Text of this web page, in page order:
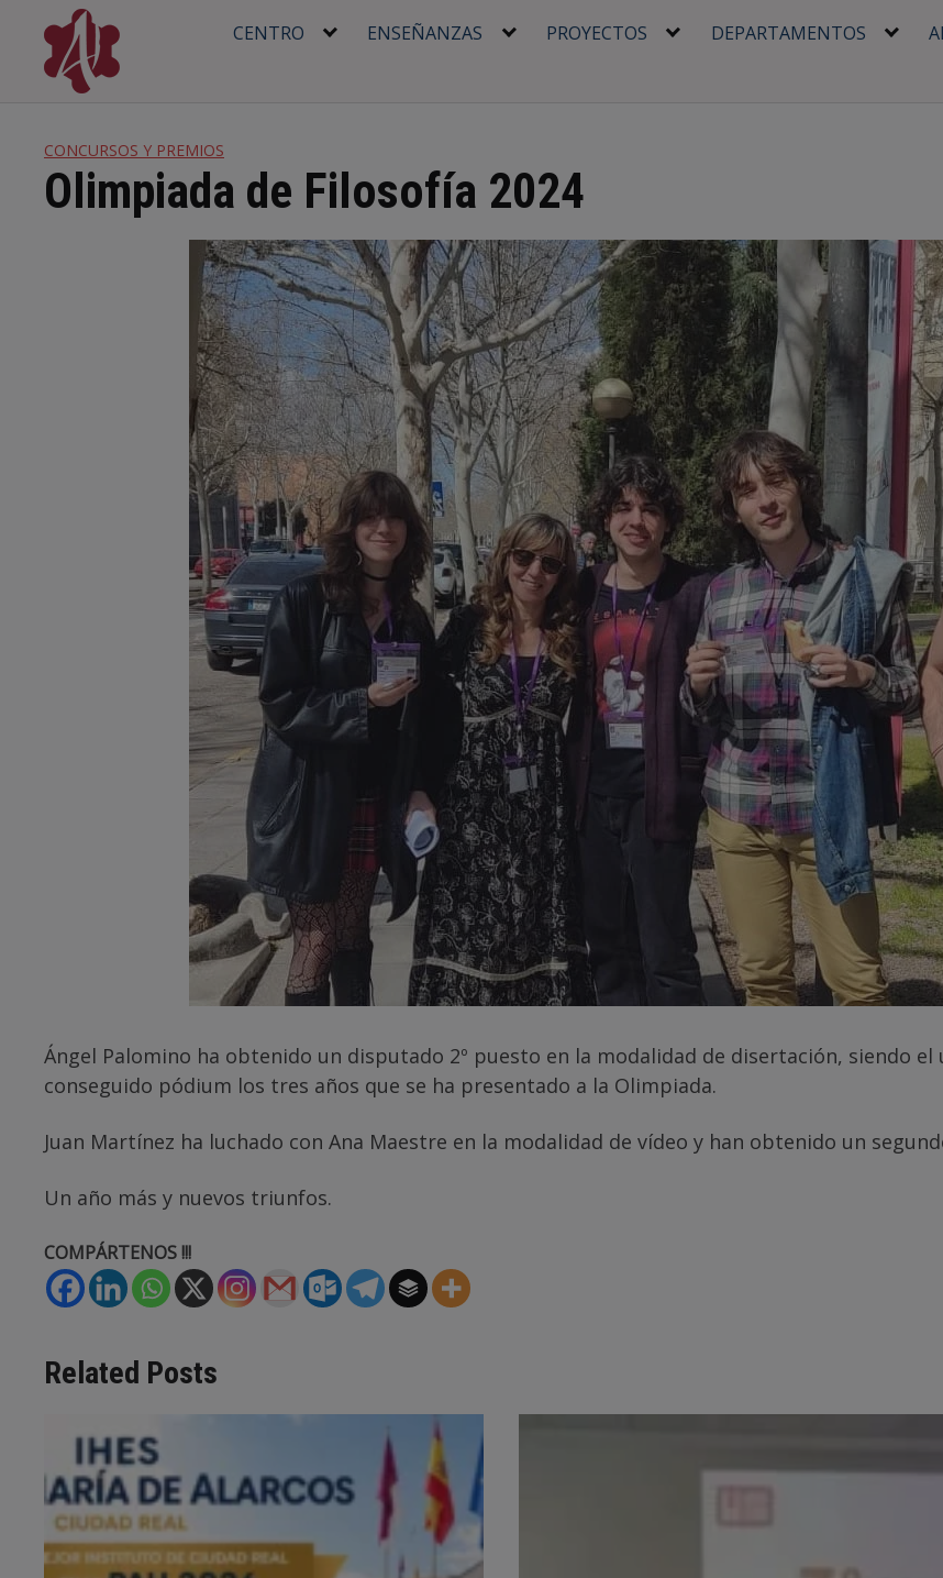
content
CENTRO ENSEÑANZAS PROYECTOS DEPARTAMENTOS
CONCURSOS Y PREMIOS
Olimpiada de Filosofía 2024
Ángel Palomino ha obtenido un disputado 2º puesto en la modalidad de disertación, siendo el
conseguido pódium los tres años que se ha presentado a la Olimpiada.
Juan Martínez ha luchado con Ana Maestre en la modalidad de vídeo y han obtenido un
Un año más y nuevos triunfos.
COMPÁRTENOS !!!
Related Posts